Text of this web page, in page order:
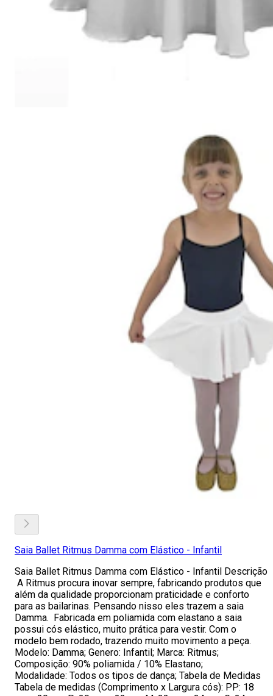
Saia Ballet Ritmus Damma com Elástico - Infantil
Saia Ballet Ritmus Damma com Elástico - Infantil Descrição
A Ritmus procura inovar sempre, fabricando produtos que
além da qualidade proporcionam praticidade e conforto
para as bailarinas. Pensando nisso eles trazem a saia
Damma. Fabricada em poliamida com elastano a saia
possui cós elástico, muito prática para vestir. Com o
modelo bem rodado, trazendo muito movimento a peça.
Modelo: Damma; Genero: Infantil; Marca: Ritmus;
Composição: 90% poliamida / 10% Elastano;
Modalidade: Todos os tipos de dança; Tabela de Medidas
Tabela de medidas (Comprimento x Largura cós): PP: 18